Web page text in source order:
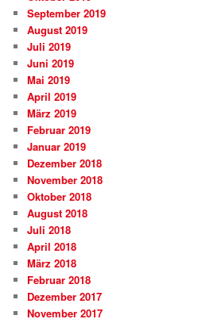
September 2019
August 2019
Juli 2019
Juni 2019
Mai 2019
April 2019
März 2019
Februar 2019
Januar 2019
Dezember 2018
November 2018
Oktober 2018
August 2018
Juli 2018
April 2018
März 2018
Februar 2018
Dezember 2017
November 2017